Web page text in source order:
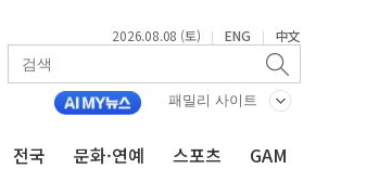
2026.08.08 (토) | ENG | 中文
패밀리 사이트
전국 문화·연예 스포츠 GAM